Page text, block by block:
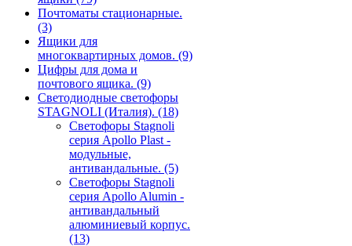
Почтоматы стационарные.
(3)
Ящики для
многоквартирных домов. (9)
Цифры для дома и
почтового ящика. (9)
Светодиодные светофоры
STAGNOLI (Италия). (18)
Светофоры Stagnoli
серия Apollo Plast -
модульные,
антивандальные. (5)
Светофоры Stagnoli
серия Apollo Alumin -
антивандальный
алюминиевый корпус.
(13)